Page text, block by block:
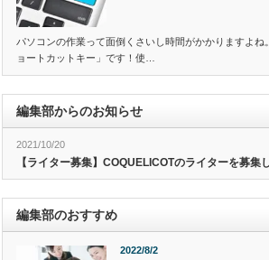
パソコンの作業って面倒くさいし時間がかかりますよね
ョートカットキー」です！使…
編集部からのお知らせ
2021/10/20
【ライター募集】COQUELICOTのライターを募集
編集部のおすすめ
2022/8/2